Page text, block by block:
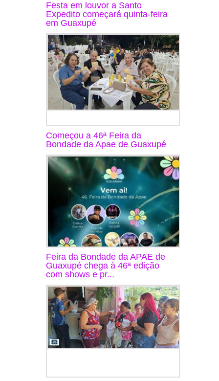
Festa em louvor a Santo
Expedito começará quinta-feira
em Guaxupé
Começou a 46ª Feira da
Bondade da Apae de Guaxupé
Feira da Bondade da APAE de
Guaxupé chega à 46ª edição
com shows e pr...